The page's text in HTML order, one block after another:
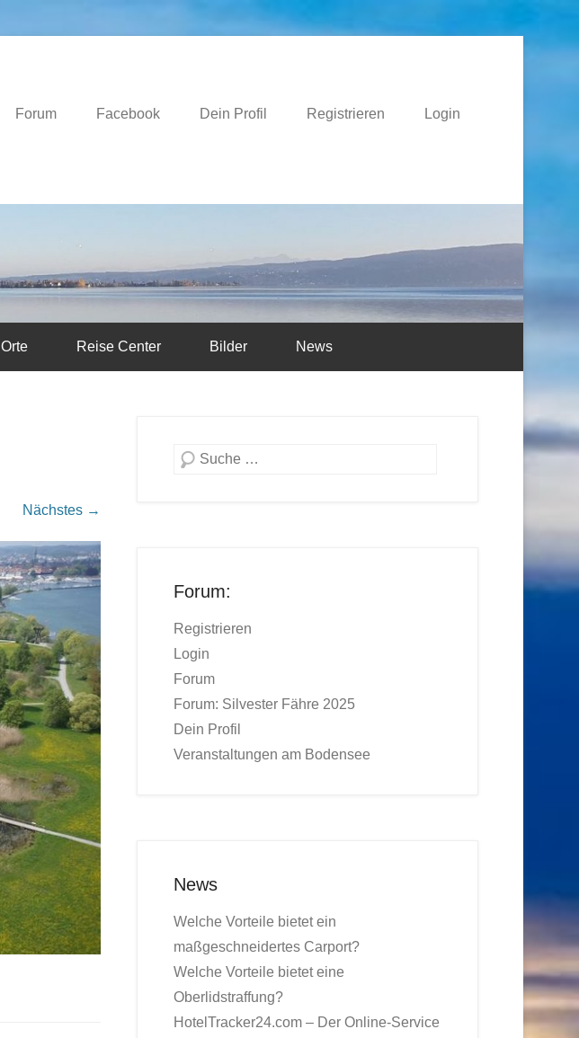
Forum Facebook Dein Profil Registrieren Login
Orte Reise Center Bilder News
Nächstes →
Suchen
Forum:
Registrieren
Login
Forum
Forum: Silvester Fähre 2025
Dein Profil
Veranstaltungen am Bodensee
News
Welche Vorteile bietet ein
maßgeschneidertes Carport?
Welche Vorteile bietet eine
Oberlidstraffung?
HotelTracker24.com – Der Online-Service